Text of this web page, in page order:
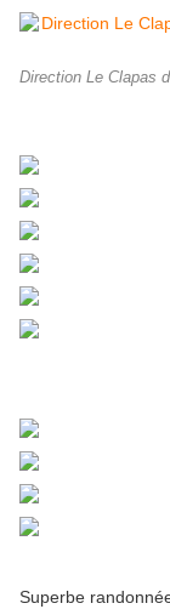
Direction Le Clapas
Superbe